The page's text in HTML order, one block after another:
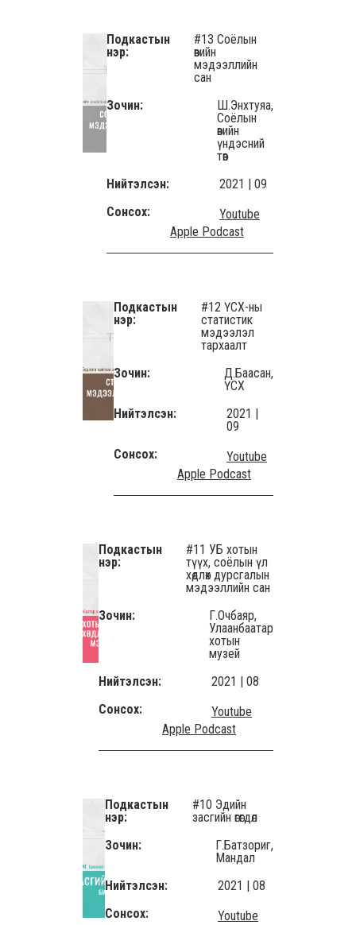
Подкастын
нэр:
#13 Соёлын
өвийн
мэдээллийн
сан
Зочин:
Ш.Энхтуяа,
Соёлын
өвийн
үндэсний
төв
Нийтэлсэн:
2021 | 09
Сонсох:
Youtube
Apple Podcast
Подкастын
нэр:
#12 ҮСХ-ны
статистик
мэдээлэл
тархаалт
Зочин:
Д.Баасан,
ҮСХ
Нийтэлсэн:
2021 |
09
Сонсох:
Youtube
Apple Podcast
Подкастын
нэр:
#11 УБ хотын
түүх, соёлын үл
хөдлөх дурсгалын
мэдээллийн сан
Зочин:
Г.Очбаяр,
Улаанбаатар
хотын
музей
Нийтэлсэн:
2021 | 08
Сонсох:
Youtube
Apple Podcast
Подкастын
нэр:
#10 Эдийн
засгийн өгөгдөл
Зочин:
Г.Батзориг,
Мандал
Нийтэлсэн:
2021 | 08
Сонсох:
Youtube